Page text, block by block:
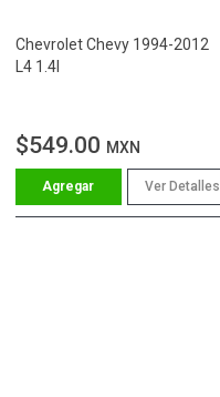
Chevrolet Chevy 1994-2012
L4 1.4l
$549.00 MXN
Ver Detalles